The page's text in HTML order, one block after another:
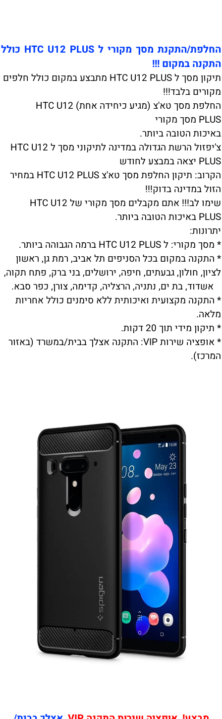
החלפת/התקנת מסך מקורי ל HTC U12 PLUS כולל
התקנה במקום !!!
תיקון מסך ל HTC U12 PLUS מתבצע במקום כולל חלפים
מקורים בלבד!!!
החלפת מסך טא'צ (מגיע כיחידה אחת) HTC U12
PLUS מסך מקורי
באיכות הטובה ביותר.
צ'יפזול הרשת הגדולה במדינה לתיקוני מסך ל HTC U12
PLUS יצאה במבצע לחודש
הקרוב: תיקון החלפת מסך טא'צ HTC U12 PLUS במחיר
הזול במדינה בדוק!!!
שימו לב!!! אתם מקבלים מסך מקורי של HTC U12
PLUS באיכות הטובה ביותר.
יתרונות:
* מסך מקורי: ל HTC U12 PLUS ברמה הגבוהה ביותר.
* התקנה במקום בכל הסניפים תל אביב, רמת גן, ראשון
לציון, חולון, גבעתים, חיפה, ירושלים, בני ברק, פתח תקוה,
אשדוד, בת ים, נתניה, הרצליה, קדימה, צורן, כפר סבא.
* התקנה מקצועית ואיכותית ללא סימנים כולל אחריות
מלאה.
* תיקון מידי תוך 20 דקות.
* אופציה שירות VIP: התקנה אצלך בבית/במשרד (באזור
המרכז).